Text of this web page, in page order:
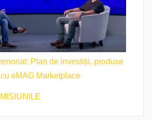
Plan de investiții, produse
eMAG Marketplace